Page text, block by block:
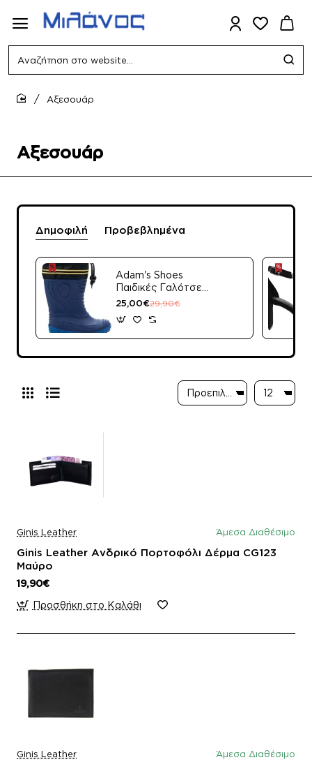
Αναζήτηση
website...
Αξεσουάρ
Αξεσουάρ
Δημοφιλή Προβεβλημένα
Adam's Shoes
Παιδικές Γαλότσες
Apres Ski 528-
25,00€29,90€
Ginis Leather Άμεσα Διαθέσιμο
Ginis Leather Ανδρικό Πορτοφόλι Δέρμα CG123
Μαύρο
19,90€
Προσθήκη στο Καλάθι
Ginis Leather Άμεσα Διαθέσιμο